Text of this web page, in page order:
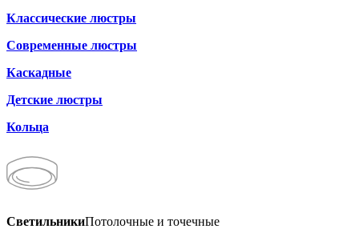
Классические люстры
Современные люстры
Каскадные
Детские люстры
Кольца
СветильникиПотолочные и точечные